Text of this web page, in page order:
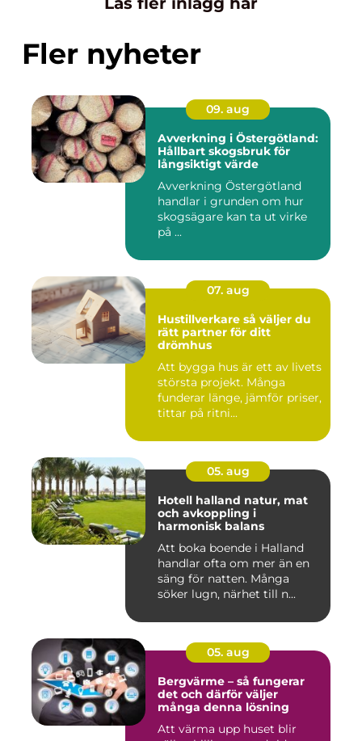
Fler nyheter
09. aug
Avverkning i Östergötland:
Hållbart skogsbruk för
långsiktigt värde
Avverkning Östergötland
handlar i grunden om hur
skogsägare kan ta ut virke
på ...
07. aug
Hustillverkare så väljer du
rätt partner för ditt
drömhus
Att bygga hus är ett av livets
största projekt. Många
funderar länge, jämför priser,
tittar på ritni...
05. aug
Hotell halland natur, mat
och avkoppling i
harmonisk balans
Att boka boende i Halland
handlar ofta om mer än en
säng för natten. Många
söker lugn, närhet till n...
05. aug
Bergvärme – så fungerar
det och därför väljer
många denna lösning
Att värma upp huset blir